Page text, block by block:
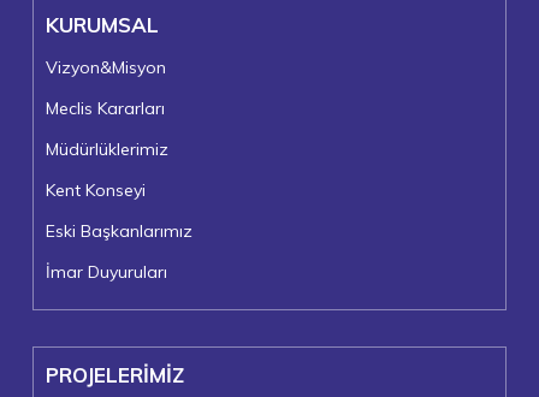
KURUMSAL
Vizyon&Misyon
Meclis Kararları
Müdürlüklerimiz
Kent Konseyi
Eski Başkanlarımız
İmar Duyuruları
PROJELERİMİZ